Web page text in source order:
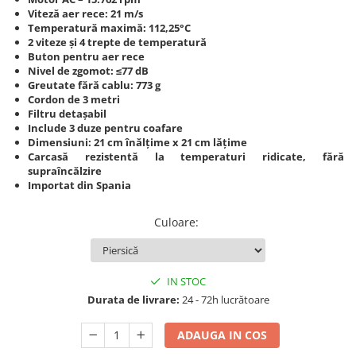
Storcatoare tuburi vopsea
Boluri pentru vopsit parul
Aparatura coafor
Ondulatoare de par
Aparate de sterilizat
Placa de creponat parul
profesionala
Placi de indreptat parul
Uscatoare de par | feonuri
Accesorii coafor
Mobilier barber
Produse gene si sprancene
Kit laminare gene si sprancene
Splendor
Termix
Thuya
Upgrade
XPS
Viteză aer rece: 21 m/s
Temperatură maximă: 112,25°C
2 viteze și 4 trepte de temperatură
Buton pentru aer rece
Nivel de zgomot: ≤77 dB
Greutate fără cablu: 773 g
Cordon de 3 metri
Filtru detașabil
Include 3 duze pentru coafare
Dimensiuni: 21 cm înălțime x 21 cm lățime
Carcasă rezistentă la temperaturi ridicate, fără
supraîncălzire
Importat din Spania
Culoare:
IN STOC
Durata de livrare: 24 - 72h lucrătoare
ADAUGA IN COS